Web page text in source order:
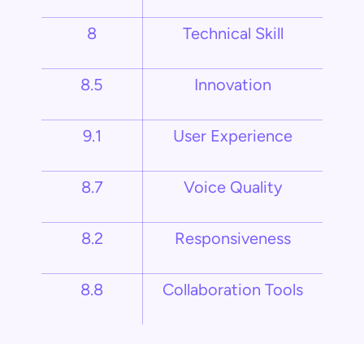
Technical Skill
8
Innovation
8.5
User Experience
9.1
Voice Quality
8.7
Responsiveness
8.2
Collaboration Tools
8.8